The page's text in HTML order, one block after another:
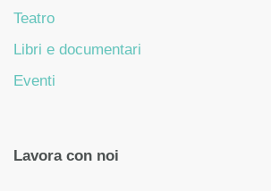
Teatro
Libri e documentari
Eventi
Lavora con noi